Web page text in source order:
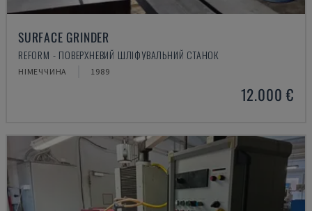
SURFACE GRINDER
REFORM - ПОВЕРХНЕВИЙ ШЛІФУВАЛЬНИЙ СТАНОК
НІМЕЧЧИНА 1989
12.000 €